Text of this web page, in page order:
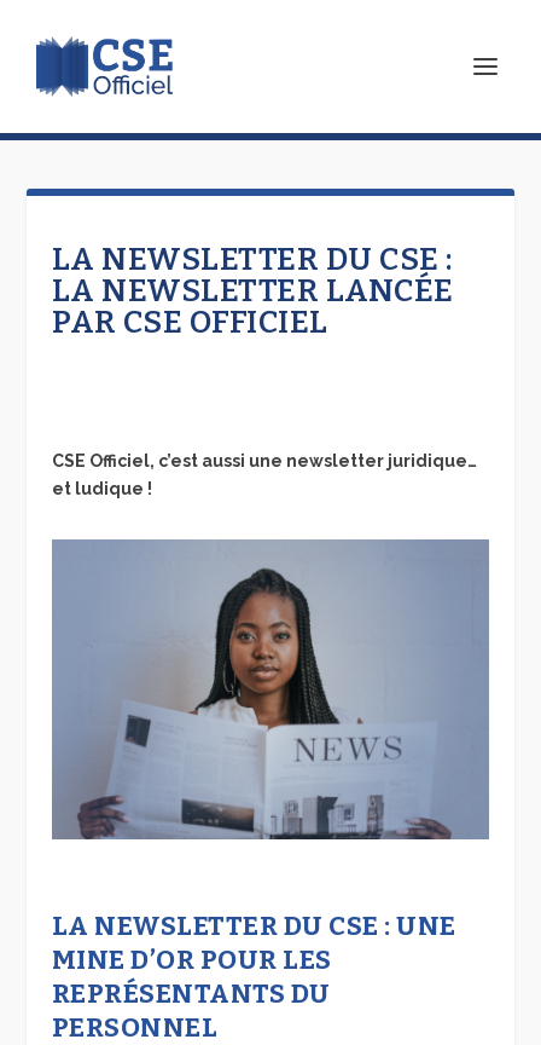
LA NEWSLETTER DU CSE :
LA NEWSLETTER LANCÉE
PAR CSE OFFICIEL
CSE Officiel, c’est aussi une newsletter juridique…
et ludique !
LA NEWSLETTER DU CSE : UNE
MINE D’OR POUR LES
REPRÉSENTANTS DU
PERSONNEL